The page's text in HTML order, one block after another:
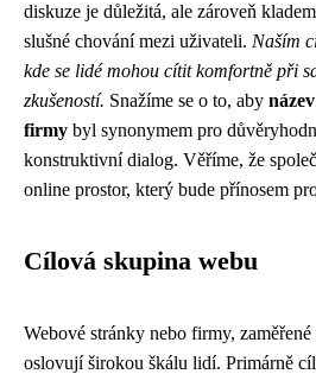
diskuze je důležitá, ale zároveň
slušné chování mezi uživateli. Naším
kde se lidé mohou cítit komfortně při
zkušeností. Snažíme se o to, aby
firmy byl synonymem pro
konstruktivní dialog. Věříme, že
online prostor, který bude přínosem
Cílová skupina webu
Webové stránky nebo firmy,
oslovují širokou škálu lidí. Primárně